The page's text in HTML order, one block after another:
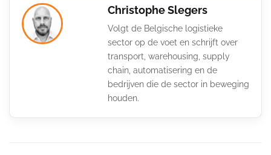
Christophe Slegers
Volgt de Belgische logistieke
sector op de voet en schrijft over
transport, warehousing, supply
chain, automatisering en de
bedrijven die de sector in beweging
houden.